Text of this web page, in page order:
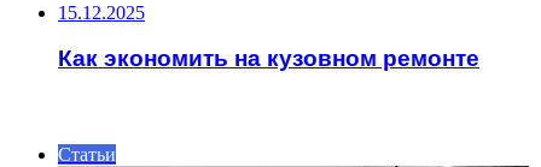
15.12.2025
Как экономить на кузовном ремонте
Статьи